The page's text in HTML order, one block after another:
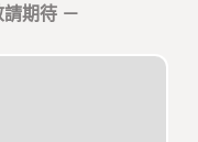
期待 －